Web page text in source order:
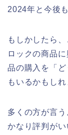
2024年と今後
もしかしたら
ロックの商品
品の購入を「
もいるかもしれ
多くの方が言
かなり評判が